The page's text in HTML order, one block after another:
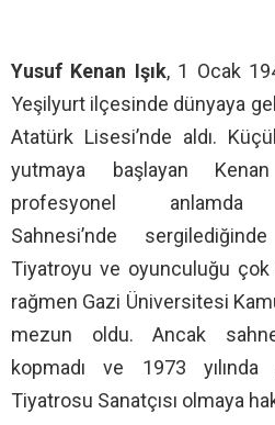
Yusuf Kenan Işık, 1 Ocak
Yeşilyurt ilçesinde dünyaya
Atatürk Lisesi’nde aldı.
yutmaya başlayan
profesyonel
Sahnesi’nde sergilediğinde
Tiyatroyu ve oyunculuğu çok
rağmen Gazi Üniversitesi
mezun oldu. Ancak
kopmadı ve 1973
Tiyatrosu Sanatçısı olmaya